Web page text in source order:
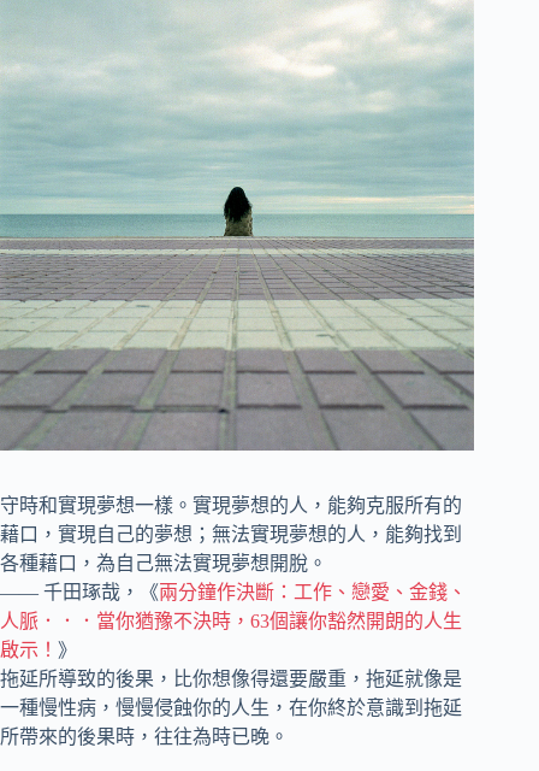
守時和實現夢想一樣。實現夢想的人，能夠克服所有的
藉口，實現自己的夢想；無法實現夢想的人，能夠找到
各種藉口，為自己無法實現夢想開脫。
—— 千田琢哉，《兩分鐘作決斷：工作、戀愛、金錢、
人脈．．．當你猶豫不決時，63個讓你豁然開朗的人生
啟示！ 》
拖延所導致的後果，比你想像得還要嚴重，拖延就像是
一種慢性病，慢慢侵蝕你的人生，在你終於意識到拖延
所帶來的後果時，往往為時已晚。